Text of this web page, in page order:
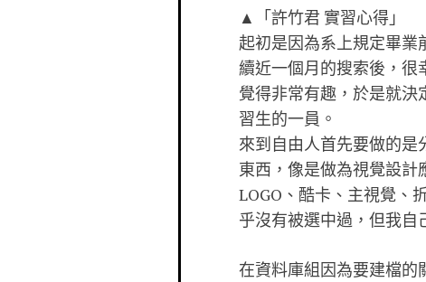
▲「許竹君 實習心得」
起初是因為系上規定畢業
續近一個月的搜索後，很
覺得非常有趣，於是就
習生的一員。
來到自由人首先要做的
東西，像是做為視覺設
LOGO、酷卡、主視覺、
乎沒有被選中過，但我自
在資料庫組因為要建檔的